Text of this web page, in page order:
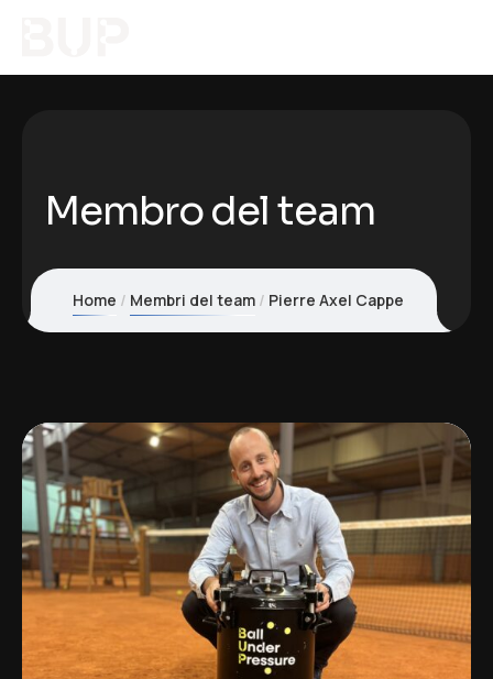
Membro del team
Home Membri del team Pierre Axel Cappe